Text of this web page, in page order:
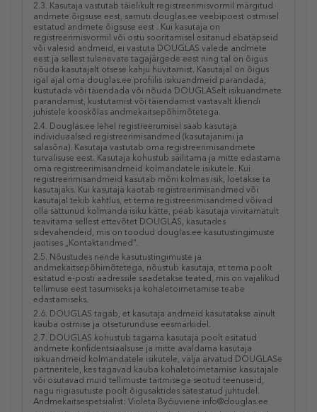
2.3. Kasutaja vastutab täielikult registreerimisvormil märgitud
andmete õigsuse eest, samuti douglas.ee veebipoest ostmisel
esitatud andmete õigsuse eest . Kui kasutaja on
registreerimisvormil või ostu sooritamisel esitanud ebatäpseid
või valesid andmeid, ei vastuta DOUGLAS valede andmete
eest ja sellest tulenevate tagajärgede eest ning tal on õigus
nõuda kasutajalt otsese kahju hüvitamist. Kasutajal on õigus
igal ajal oma douglas.ee profiilis isikuandmeid parandada,
kustutada või täiendada või nõuda DOUGLASelt isikuandmete
parandamist, kustutamist või täiendamist vastavalt kliendi
juhistele kooskõlas andmekaitsepõhimõtetega.
2.4. Douglas.ee lehel registreerumisel saab kasutaja
individuaalsed registreerimisandmed (kasutajanimi ja
salasõna). Kasutaja vastutab oma registreerimisandmete
turvalisuse eest. Kasutaja kohustub säilitama ja mitte edastama
oma registreerimisandmeid kolmandatele isikutele. Kui
registreerimisandmeid kasutab mõni kolmas isik, loetakse ta
kasutajaks. Kui kasutaja kaotab registreerimisandmed või
kasutajal tekib kahtlus, et tema registreerimisandmed võivad
olla sattunud kolmanda isiku kätte, peab kasutaja viivitamatult
teavitama sellest ettevõtet DOUGLAS, kasutades
sidevahendeid, mis on toodud douglas.ee kasutustingimuste
jaotises „Kontaktandmed“.
2.5. Nõustudes nende kasutustingimuste ja
andmekaitsepõhimõtetega, nõustub kasutaja, et tema poolt
esitatud e-posti aadressile saadetakse teated, mis on vajalikud
tellimuse eest tasumiseks ja kohaletoimetamise teabe
edastamiseks.
2.6. DOUGLAS tagab, et kasutaja andmeid kasutatakse ainult
kauba ostmise ja otseturunduse eesmärkidel.
2.7. DOUGLAS kohustub tagama kasutaja poolt esitatud
andmete konfidentsiaalsuse ja mitte avaldama kasutaja
isikuandmeid kolmandatele isikutele, välja arvatud DOUGLASe
partneritele, kes tagavad kauba kohaletoimetamise kasutajale
või osutavad muid tellimuste täitmisega seotud teenuseid,
nagu riigiasutuste poolt õigusaktides sätestatud juhtudel.
Andmekaitsespetsialist: Violeta Byčiuvienė info@douglas.ee